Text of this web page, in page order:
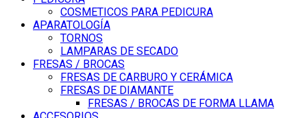
COSMETICOS PARA PEDICURA
APARATOLOGÍA
TORNOS
LAMPARAS DE SECADO
FRESAS / BROCAS
FRESAS DE CARBURO Y CERÁMICA
FRESAS DE DIAMANTE
FRESAS / BROCAS DE FORMA LLAMA